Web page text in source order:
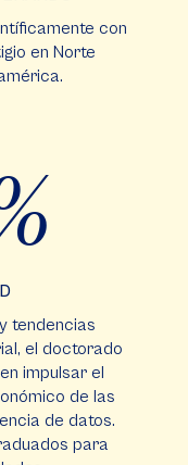
con
en Norte
tendencias
el doctorado
impulsar el
de las
de datos.
para